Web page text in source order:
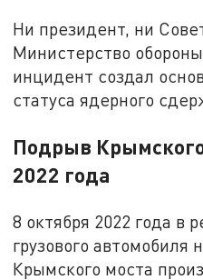
Ни президент, ни
Министерство
инцидент создал
статуса ядерного
Подрыв
2022 года
8 октября 2022 года в
грузового автомобиля
Крымского моста